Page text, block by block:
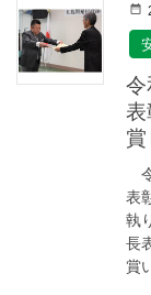
令
表
賞
表
執
長
賞